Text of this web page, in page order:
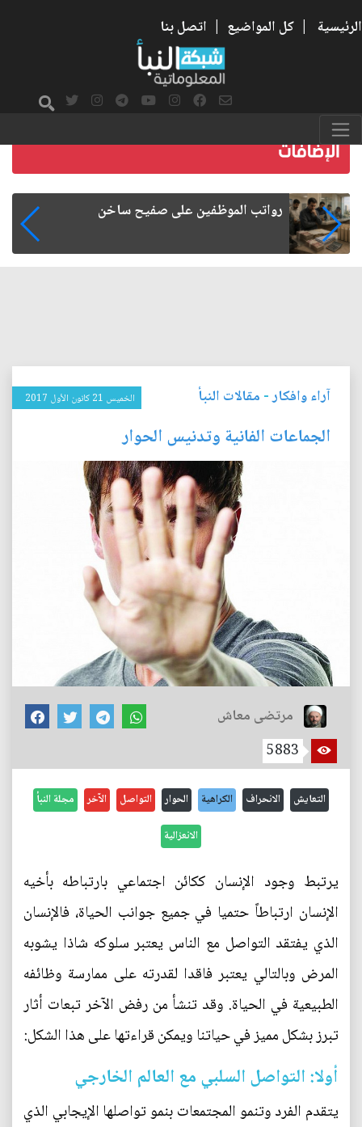
الرئيسية | كل المواضيع | اتصل بنا
رواتب الموظفين على صفيح ساخن
آراء وافكار- مقالات النبأ الخميس 21 كانون الأول 2017
الجماعات الفانية وتدنيس الحوار
مرتضى معاش
5883
التعايش الانحراف الكراهية الحوار التواصل الآخر مجلة النبأ
الانعزالية
يرتبط وجود الإنسان ككائن اجتماعي بارتباطه بأخيه
الإنسان ارتباطاً حتميا في جميع جوانب الحياة، فالإنسان
الذي يفتقد التواصل مع الناس يعتبر سلوكه شاذا يشوبه
المرض وبالتالي يعتبر فاقدا لقدرته على ممارسة وظائفه
الطبيعية في الحياة. وقد تنشأ من رفض الآخر تبعات أثار
تبرز بشكل مميز في حياتنا ويمكن قراءتها على هذا الشكل:
أولا: التواصل السلبي مع العالم الخارجي
يتقدم الفرد وتنمو المجتمعات بنمو تواصلها الإيجابي الذي